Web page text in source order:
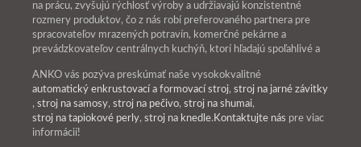
na prácu, zvyšujú rýchlosť výroby a udržiavajú konzistentné
rozmery produktov, čo z nás robí preferovaného partnera pre
spracovateľov mrazených potravín, komerčné pekárne a
prevádzkovateľov centrálnych kuchýň, ktorí hľadajú spoľahlivé a
ANKO vás pozýva preskúmať naše vysokokvalitné
automatický enkrustovací a formovací stroj, stroj na jarné závitky
, stroj na samosy, stroj na pečivo, stroj na shumai,
stroj na tapiokové perly, stroj na knedle.Kontaktujte nás pre viac
informácií!